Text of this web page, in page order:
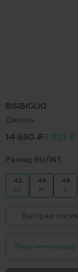
BISIBIGLIO
Джинсы
14 650 ₽7 325 ₽
Размер RU/INT
42
XS
46
M
48
L
Быстрая
Получите